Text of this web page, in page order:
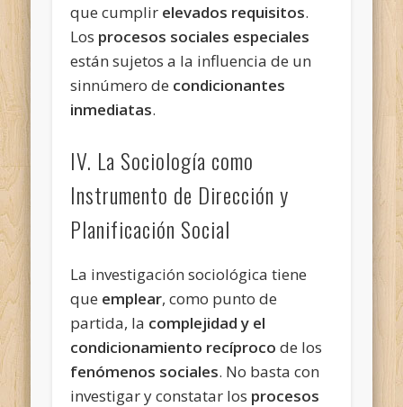
que cumplir elevados requisitos.
Los procesos sociales especiales
están sujetos a la influencia de un
sinnúmero de condicionantes
inmediatas.
IV. La Sociología como
Instrumento de Dirección y
Planificación Social
La investigación sociológica tiene
que emplear, como punto de
partida, la complejidad y el
condicionamiento recíproco de los
fenómenos sociales. No basta con
investigar y constatar los procesos